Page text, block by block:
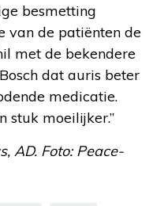
besmetting
van de patiënten de
met de bekendere
dat auris beter
medicatie.
stuk moeilijker.”
AD. Foto: Peace-